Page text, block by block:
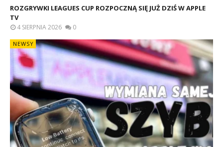
ROZGRYWKI LEAGUES CUP ROZPOCZNĄ SIĘ JUŻ DZIŚ W APPLE
TV
4 SIERPNIA 2026 0
NEWSY